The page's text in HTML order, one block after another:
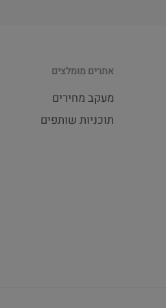
אתרים מומלצים
מעקב מחירים
תוכניות שותפים